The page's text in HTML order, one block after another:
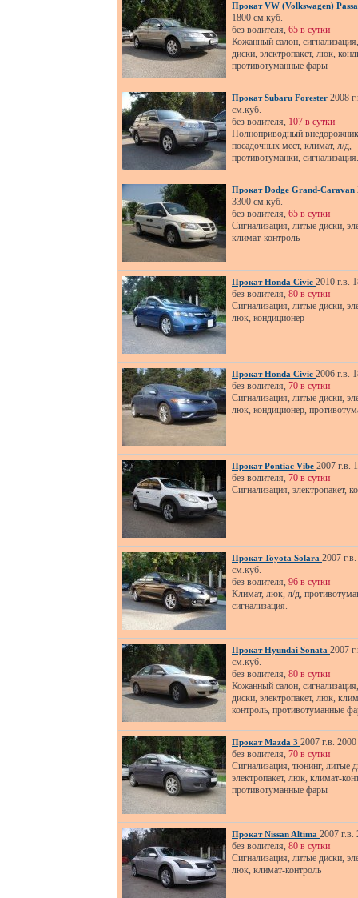
Прокат VW (Volkswagen)
1800 см.куб.
без водителя, 65 в сутки
Кожанный салон,
диски, электропакет, люк,
противотуманные фары
Прокат Subaru Forester 2008
см.куб.
без водителя, 107 в сутки
Полноприводный
посадочных мест, климат, л/д,
противотуманки, сигнализация.
Прокат Dodge Grand-Caravan
3300 см.куб.
без водителя, 65 в сутки
Сигнализация, литые диски,
климат-контроль
Прокат Honda Civic 2010 г.в.
без водителя, 80 в сутки
Сигнализация, литые диски,
люк, кондиционер
Прокат Honda Civic 2006 г.в.
без водителя, 70 в сутки
Сигнализация, литые диски,
люк, кондиционер,
Прокат Pontiac Vibe 2007 г.в.
без водителя, 70 в сутки
Сигнализация, электропакет,
Прокат Toyota Solara 2007
см.куб.
без водителя, 96 в сутки
Климат, люк, л/д,
сигнализация.
Прокат Hyundai Sonata 2007
см.куб.
без водителя, 80 в сутки
Кожанный салон,
диски, электропакет, люк,
контроль, противотуманные
Прокат Mazda 3 2007 г.в.
без водителя, 70 в сутки
Сигнализация, тюнинг, литые
электропакет, люк, климат-
противотуманные фары
Прокат Nissan Altima 2007 г.в.
без водителя, 80 в сутки
Сигнализация, литые диски,
люк, климат-контроль